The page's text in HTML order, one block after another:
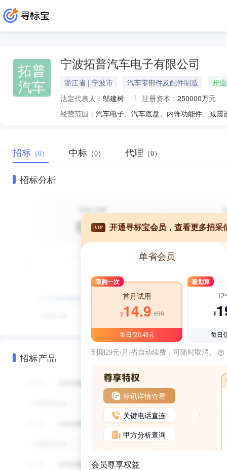
拓普
汽车
宁波拓普汽车电子有限公司
浙江省 | 宁波市 汽车零部件及配件制造
开业
法定代表人： 邬建树 注册资本： 250000万元
经营范围：
招标 （0） 中标 （0） 代理 （0）
招标分析
招标产品
VIP 开通寻标宝会员，查看更多招采
单省会员
限购一次
首月试用
¥14.9 ¥39
每日仅0.48元
最划算
12
¥
每日
到期29元/月/省自动续费，可随时取消。
标讯详情查看
关键电话直连
甲方分析查询
会员尊享权益